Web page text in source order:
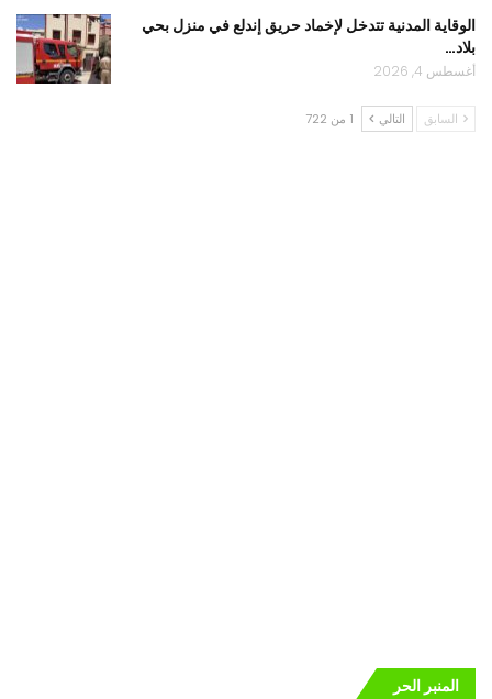
الوقاية المدنية تتدخل لإخماد حريق إندلع في منزل بحي
بلاد…
أغسطس 4, 2026
السابق التالي 1 من 722
المنبر الحر